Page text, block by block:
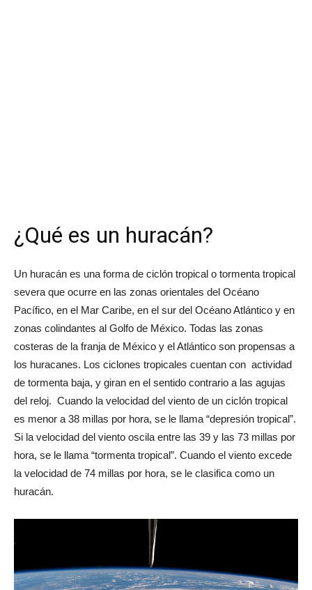
¿Qué es un huracán?
Un huracán es una forma de ciclón tropical o tormenta tropical
severa que ocurre en las zonas orientales del Océano
Pacífico, en el Mar Caribe, en el sur del Océano Atlántico y en
zonas colindantes al Golfo de México. Todas las zonas
costeras de la franja de México y el Atlántico son propensas a
los huracanes. Los ciclones tropicales cuentan con actividad
de tormenta baja, y giran en el sentido contrario a las agujas
del reloj. Cuando la velocidad del viento de un ciclón tropical
es menor a 38 millas por hora, se le llama “depresión tropical”.
Si la velocidad del viento oscila entre las 39 y las 73 millas por
hora, se le llama “tormenta tropical”. Cuando el viento excede
la velocidad de 74 millas por hora, se le clasifica como un
huracán.